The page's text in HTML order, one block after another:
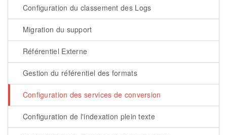
Configuration du classement des Logs
Migration du support
Référentiel Externe
Gestion du référentiel des formats
Configuration des services de conversion
Configuration de l'indexation plein texte